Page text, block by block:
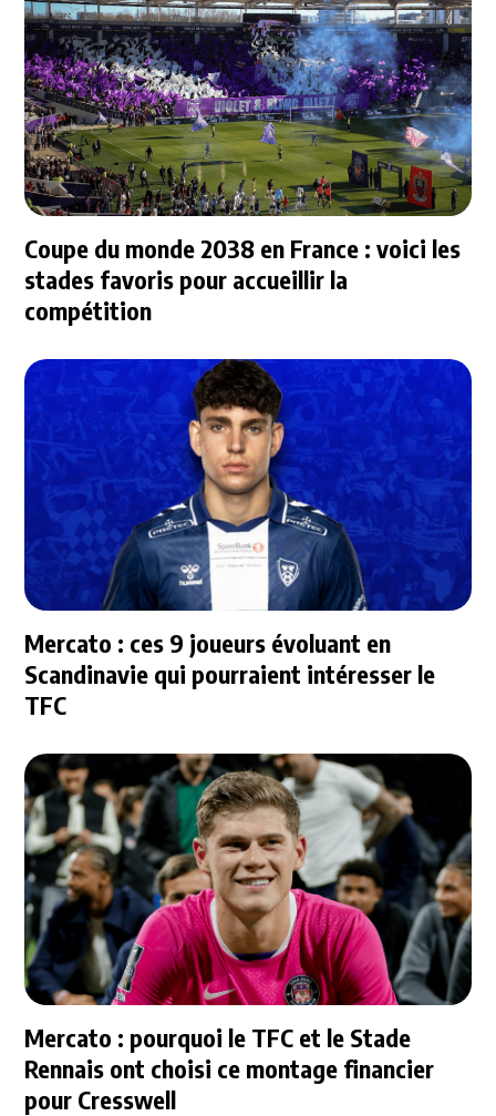
Coupe du monde 2038 en France : voici les
stades favoris pour accueillir la
compétition
Mercato : ces 9 joueurs évoluant en
Scandinavie qui pourraient intéresser le
TFC
Mercato : pourquoi le TFC et le Stade
Rennais ont choisi ce montage financier
pour Cresswell